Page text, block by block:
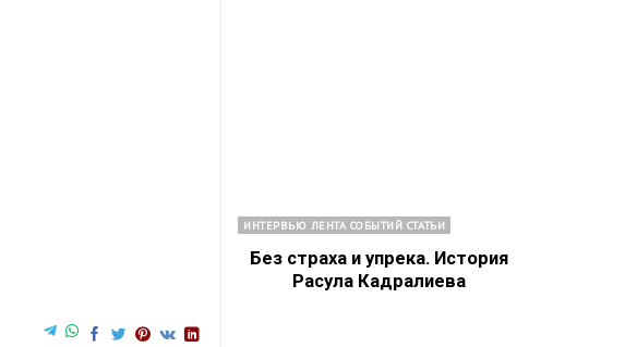
ИНТЕРВЬЮ ЛЕНТА СОБЫТИЙ СТАТЬИ
Без страха и упрека. История
Расула Кадралиева